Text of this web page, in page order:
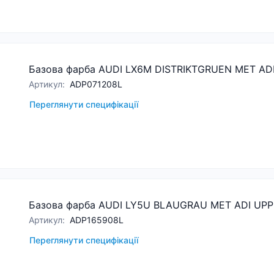
Базова фарба AUDI LX6M DISTRIKTGRUEN MET
Артикул: ADP071208L
Переглянути специфікації
Базова фарба AUDI LY5U BLAUGRAU MET ADI
Артикул: ADP165908L
Переглянути специфікації